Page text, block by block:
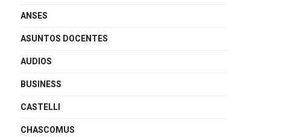
ANSES
ASUNTOS DOCENTES
AUDIOS
BUSINESS
CASTELLI
CHASCOMUS